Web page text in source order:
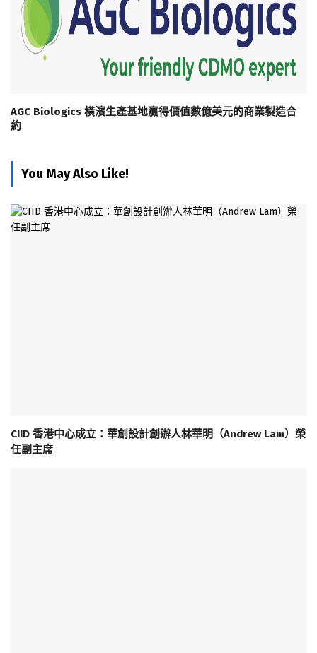
AGC Biologics 橫濱生產基地贏得價值數億美元的商業製造合
約
You May Also Like!
CIID 香港中心成立：華創設計創辦人林華明（Andrew Lam）榮
任副主席